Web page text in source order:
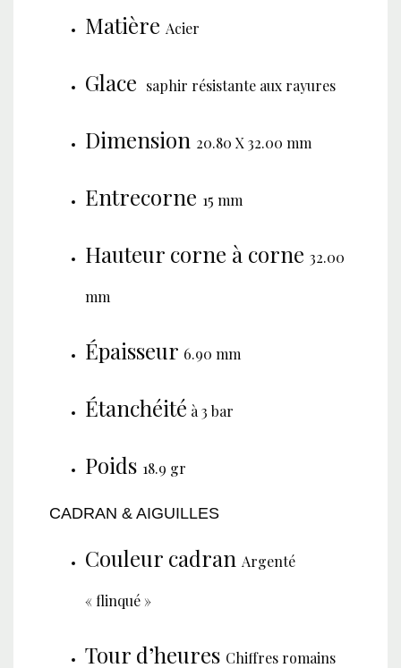
Matière Acier
Glace saphir résistante aux rayures
Dimension 20.80 X 32.00 mm
Entrecorne 15 mm
Hauteur corne à corne 32.00
mm
Épaisseur 6.90 mm
Étanchéité à 3 bar
Poids 18.9 gr
CADRAN & AIGUILLES
Couleur cadran Argenté
« flinqué »
Tour d’heures Chiffres romains